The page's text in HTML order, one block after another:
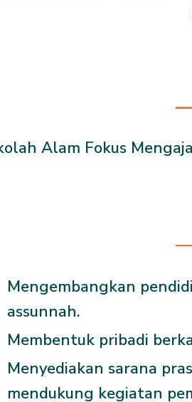
Alam Fokus
Mengembangkan
assunnah.
Membentuk pribadi
Menyediakan sarana
mendukung kegiatan